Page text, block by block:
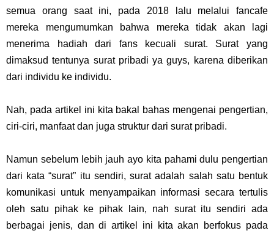
semua orang saat ini, pada 2018 lalu melalui fancafe
mereka mengumumkan bahwa mereka tidak akan lagi
menerima hadiah dari fans kecuali surat. Surat yang
dimaksud tentunya surat pribadi ya guys, karena diberikan
dari individu ke individu.
Nah, pada artikel ini kita bakal bahas mengenai pengertian,
ciri-ciri, manfaat dan juga struktur dari surat pribadi.
Namun sebelum lebih jauh ayo kita pahami dulu pengertian
dari kata “surat” itu sendiri, surat adalah salah satu bentuk
komunikasi untuk menyampaikan informasi secara tertulis
oleh satu pihak ke pihak lain, nah surat itu sendiri ada
berbagai jenis, dan di artikel ini kita akan berfokus pada